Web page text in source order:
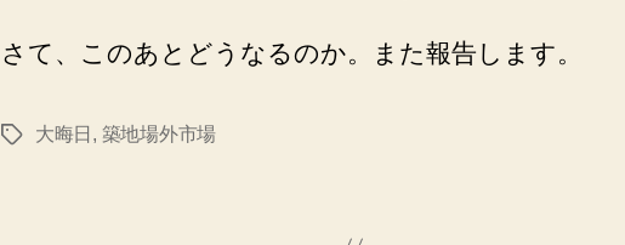
さて、このあとどうなるのか。また報告します。
タ
大晦日 , 築地場外市場